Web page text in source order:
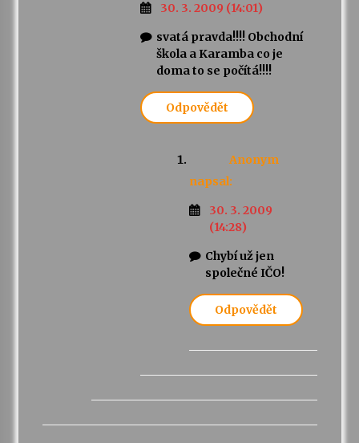
30. 3. 2009 (14:01)
svatá pravda!!!! Obchodní
škola a Karamba co je
doma to se počítá!!!!
Odpovědět
Anonym
napsal:
30. 3. 2009
(14:28)
Chybí už jen
společné IČO!
Odpovědět